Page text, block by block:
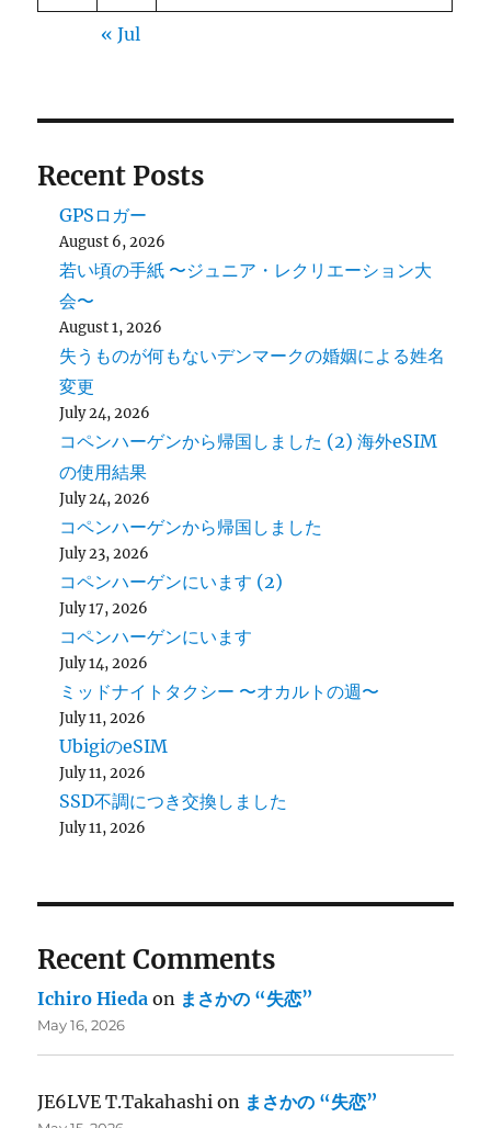
« Jul
Recent Posts
GPSロガー
August 6, 2026
若い頃の手紙 〜ジュニア・レクリエーション大
会〜
August 1, 2026
失うものが何もないデンマークの婚姻による姓名
変更
July 24, 2026
コペンハーゲンから帰国しました (2) 海外eSIM
の使用結果
July 24, 2026
コペンハーゲンから帰国しました
July 23, 2026
コペンハーゲンにいます (2)
July 17, 2026
コペンハーゲンにいます
July 14, 2026
ミッドナイトタクシー 〜オカルトの週〜
July 11, 2026
UbigiのeSIM
July 11, 2026
SSD不調につき交換しました
July 11, 2026
Recent Comments
Ichiro Hieda on まさかの “失恋”
May 16, 2026
JE6LVE T.Takahashi on まさかの “失恋”